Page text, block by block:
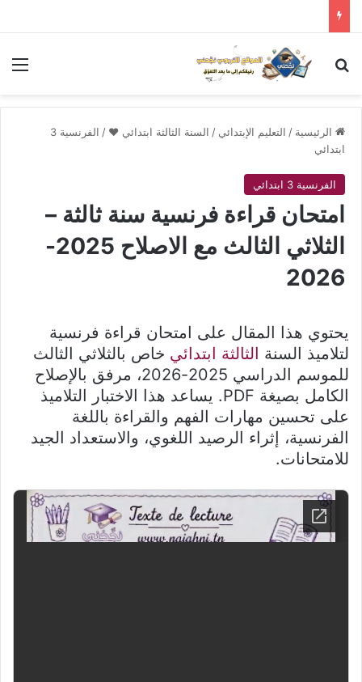
بحث عن
الرئيسية / التعليم الإبتدائي / السنة الثالثة ابتدائي ❤ /
الفرنسية 3
ابتدائي
الفرنسية 3 ابتدائي
امتحان قراءة فرنسية سنة ثالثة –
الثلاثي الثالث مع الاصلاح 2025-
2026
يحتوي هذا المقال على امتحان قراءة فرنسية
لتلاميذ السنة الثالثة ابتدائي خاص بالثلاثي الثالث
للموسم الدراسي 2025-2026، مرفق بالإصلاح
الكامل بصيغة PDF. يساعد هذا الاختبار التلاميذ
على تحسين مهارات الفهم والقراءة باللغة
الفرنسية، إثراء الرصيد اللغوي، والاستعداد الجيد
للامتحانات.